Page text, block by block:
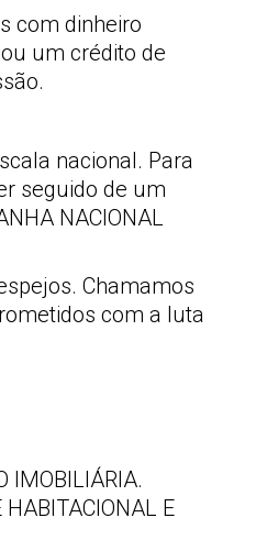
com dinheiro
um crédito de
nacional. Para
seguido de um
NACIONAL
Chamamos
com a luta
IMOBILIÁRIA.
HABITACIONAL E